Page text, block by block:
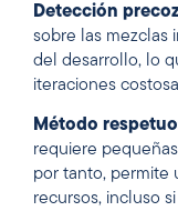
Detección
sobre las mezclas
del desarrollo, lo
iteraciones
Método
requiere
por tanto, permite
recursos, incluso